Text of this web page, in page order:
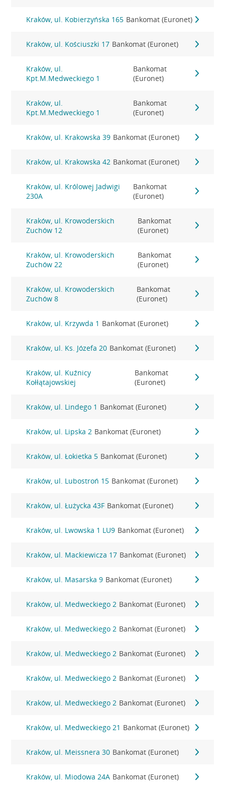
Kraków, ul. Kobierzyńska 165 Bankomat (Euronet)
Kraków, ul. Kościuszki 17 Bankomat (Euronet)
Kraków, ul.
Kpt.M.Medweckiego 1
Bankomat
(Euronet)
Kraków, ul.
Kpt.M.Medweckiego 1
Bankomat
(Euronet)
Kraków, ul. Krakowska 39 Bankomat (Euronet)
Kraków, ul. Krakowska 42 Bankomat (Euronet)
Kraków, ul. Królowej Jadwigi
230A
Bankomat
(Euronet)
Kraków, ul. Krowoderskich
Zuchów 12
Bankomat
(Euronet)
Kraków, ul. Krowoderskich
Zuchów 22
Bankomat
(Euronet)
Kraków, ul. Krowoderskich
Zuchów 8
Bankomat
(Euronet)
Kraków, ul. Krzywda 1 Bankomat (Euronet)
Kraków, ul. Ks. Józefa 20 Bankomat (Euronet)
Kraków, ul. Kuźnicy
Kołłątajowskiej
Bankomat
(Euronet)
Kraków, ul. Lindego 1 Bankomat (Euronet)
Kraków, ul. Lipska 2 Bankomat (Euronet)
Kraków, ul. Łokietka 5 Bankomat (Euronet)
Kraków, ul. Lubostroń 15 Bankomat (Euronet)
Kraków, ul. Łużycka 43F Bankomat (Euronet)
Kraków, ul. Lwowska 1 LU9 Bankomat (Euronet)
Kraków, ul. Mackiewicza 17 Bankomat (Euronet)
Kraków, ul. Masarska 9 Bankomat (Euronet)
Kraków, ul. Medweckiego 2 Bankomat (Euronet)
Kraków, ul. Medweckiego 2 Bankomat (Euronet)
Kraków, ul. Medweckiego 2 Bankomat (Euronet)
Kraków, ul. Medweckiego 2 Bankomat (Euronet)
Kraków, ul. Medweckiego 2 Bankomat (Euronet)
Kraków, ul. Medweckiego 21 Bankomat (Euronet)
Kraków, ul. Meissnera 30 Bankomat (Euronet)
Kraków, ul. Miodowa 24A Bankomat (Euronet)